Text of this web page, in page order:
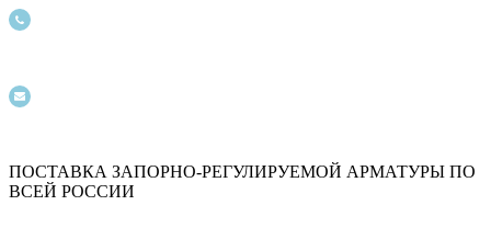
ПОСТАВКА ЗАПОРНО-РЕГУЛИРУЕМОЙ АРМАТУРЫ ПО
ВСЕЙ РОССИИ